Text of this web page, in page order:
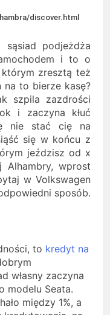
kiedy czarno-
podatku?
discover.html
podjeżdża
i to o
zresztą też
na to bierze kasę?
szpila zazdrości
i zaczyna kłuć
nie stać cię na
się w końcu z
jeździsz od x
Alhambry, wprost
w Volkswagen
sposób.
to kredyt na
własny zaczyna
modelu Seata.
między 1%, a